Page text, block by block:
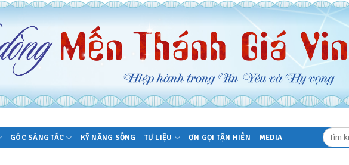
GÓC SÁNG TÁC KỸ NĂNG SỐNG TƯ LIỆU ƠN GỌI TẬN HIẾN MEDIA